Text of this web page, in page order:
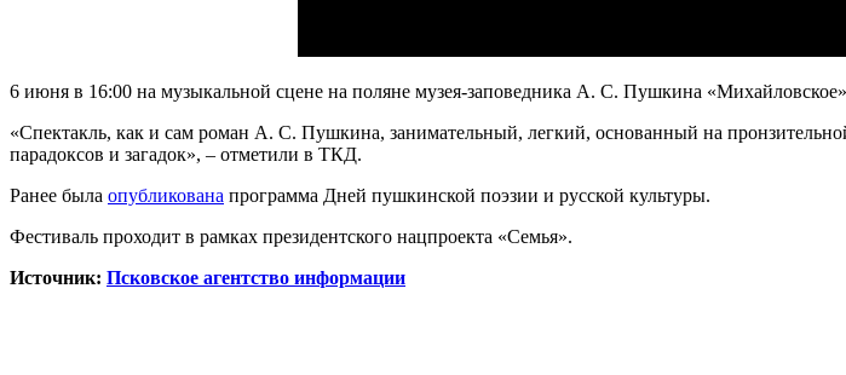
6 июня в 16:00 на музыкальной сцене на поляне музея-заповедника А. С. Пушкина
«Спектакль, как и сам роман А. С. Пушкина, занимательный, легкий, основанный на
парадоксов и загадок», – отметили в ТКД.
Ранее была опубликована программа Дней пушкинской поэзии и русской культуры.
Фестиваль проходит в рамках президентского нацпроекта «Семья».
Источник: Псковское агентство информации